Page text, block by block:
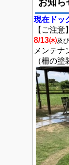
お知ら
現在ドッ
【ご注意】
8/13㈭及び
メンテナ
（柵の